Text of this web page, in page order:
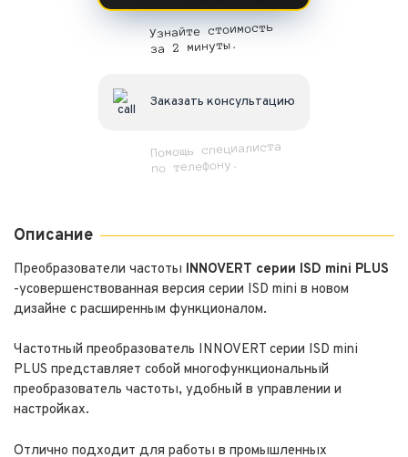
Узнайте стоимость
за 2 минуты.
Заказать консультацию
Помощь специалиста
по телефону.
Описание
Преобразователи частоты INNOVERT серии ISD mini PLUS
-усовершенствованная версия серии ISD mini в новом
дизайне с расширенным функционалом.
Частотный преобразователь INNOVERT серии ISD mini
PLUS представляет собой многофункциональный
преобразователь частоты, удобный в управлении и
настройках.
Отлично подходит для работы в промышленных